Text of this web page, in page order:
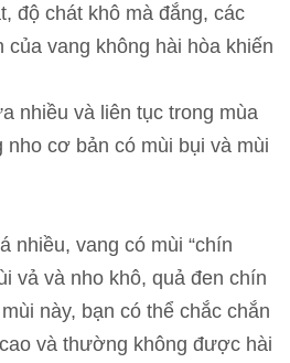
độ chát khô mà đắng, các
của vang không hài hòa khiến
nhiều và liên tục trong mùa
nho cơ bản có mùi bụi và mùi
nhiều, vang có mùi “chín
vả và nho khô, quả đen chín
này, bạn có thể chắc chắn
và thường không được hài